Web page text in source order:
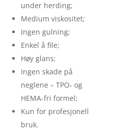
under herding;
Medium viskositet;
Ingen gulning;
Enkel å file;
Høy glans;
Ingen skade på
neglene – TPO- og
HEMA-fri formel;
Kun for profesjonell
bruk.